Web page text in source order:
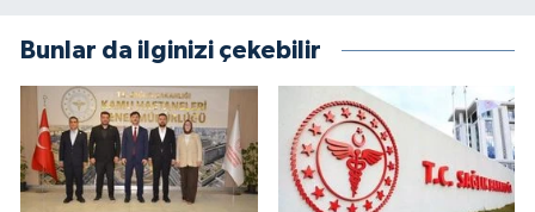
Bunlar da ilginizi çekebilir